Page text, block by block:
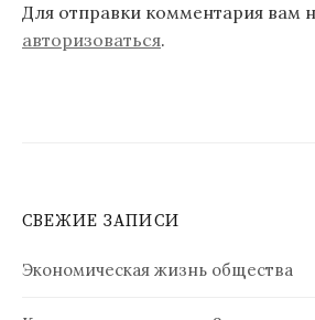
Для отправки комментария вам
авторизоваться.
СВЕЖИЕ ЗАПИСИ
Экономическая жизнь общества